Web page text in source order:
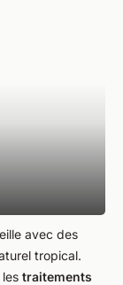
avec des
tropical.
traitements